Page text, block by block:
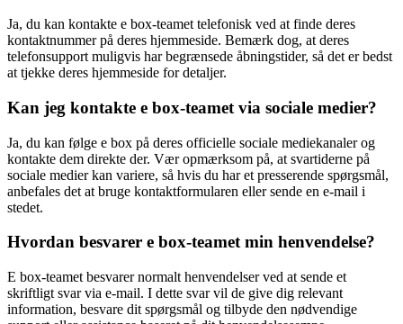
Ja, du kan kontakte e box-teamet telefonisk ved at finde deres
kontaktnummer på deres hjemmeside. Bemærk dog, at deres
telefonsupport muligvis har begrænsede åbningstider, så det er bedst
at tjekke deres hjemmeside for detaljer.
Kan jeg kontakte e box-teamet via sociale medier?
Ja, du kan følge e box på deres officielle sociale mediekanaler og
kontakte dem direkte der. Vær opmærksom på, at svartiderne på
sociale medier kan variere, så hvis du har et presserende spørgsmål,
anbefales det at bruge kontaktformularen eller sende en e-mail i
stedet.
Hvordan besvarer e box-teamet min henvendelse?
E box-teamet besvarer normalt henvendelser ved at sende et
skriftligt svar via e-mail. I dette svar vil de give dig relevant
information, besvare dit spørgsmål og tilbyde den nødvendige